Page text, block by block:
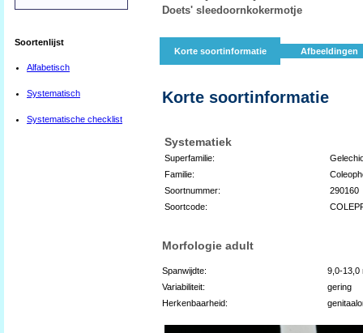
Soortenlijst
Alfabetisch
Systematisch
Systematische checklist
Doets' sleedoornkokermotje
Korte soortinformatie Afbeeldingen
Korte soortinformatie
Systematiek
Superfamilie:
Familie:
Soortnummer:
290160
Soortcode:
Morfologie adult
Spanwijdte:
9,0-13,0
Variabiliteit:
gering
Herkenbaarheid: